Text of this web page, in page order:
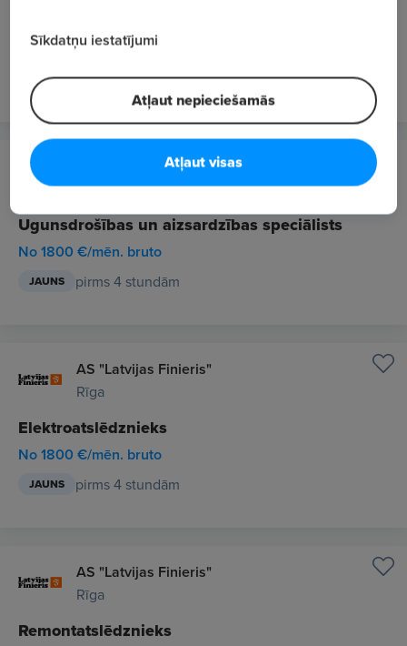
8.75 €/st. bruto
JAUNS pirms 52 minūtēm
AS "Latvijas Finieris"
Rīga
Ugunsdrošības un aizsardzības speciālists
No 1800 €/mēn. bruto
JAUNS pirms 4 stundām
AS "Latvijas Finieris"
Rīga
Elektroatslēdznieks
No 1800 €/mēn. bruto
JAUNS pirms 4 stundām
AS "Latvijas Finieris"
Rīga
Remontatslēdznieks
Sīkdatņu iestatījumi
Atļaut nepieciešamās
Atļaut visas